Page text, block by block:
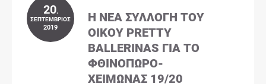
20.
ΣΕΠΤΈΜΒΡΙΟΣ
2019
Η ΝΈΑ ΣΥΛΛΟΓΉ ΤΟΥ
ΟΊΚΟΥ PRETTY
BALLERINAS ΓΙΑ ΤΟ
ΦΘΙΝΌΠΩΡΟ-
ΧΕΙΜΏΝΑΣ 19/20